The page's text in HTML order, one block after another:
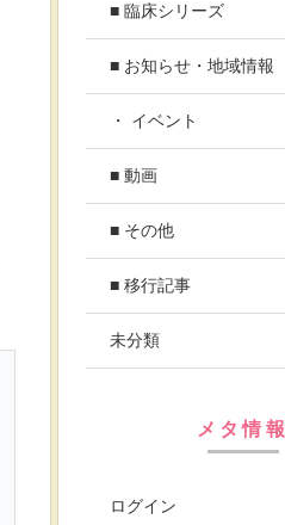
■ 臨床シリーズ
■ お知らせ・地域情報
・ イベント
■ 動画
■ その他
■ 移行記事
未分類
メタ情報
ログイン